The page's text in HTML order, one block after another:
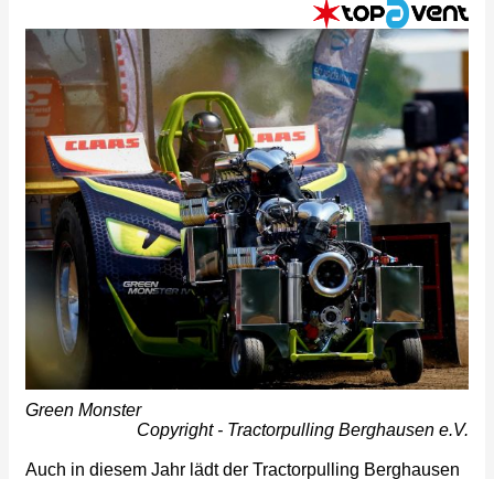
Green Monster
Copyright - Tractorpulling Berghausen e.V.
Auch in diesem Jahr lädt der Tractorpulling Berghausen